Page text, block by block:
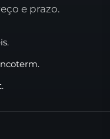
e prazo.